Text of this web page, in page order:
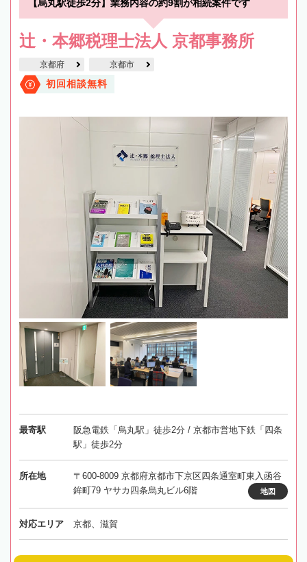
【烏丸駅徒歩2分】業務内容の約9割が相続案件です
辻・本郷税理士法人 京都事務所
京都府 京都市
初回相談無料
最寄駅
阪急電鉄「烏丸駅」徒歩2分 / 京都市営地下鉄「四条
駅」徒歩2分
所在地
〒600-8009 京都府京都市下京区四条通室町東入函谷
鉾町79 ヤサカ四条烏丸ビル6階
地図
対応エリア 京都、滋賀